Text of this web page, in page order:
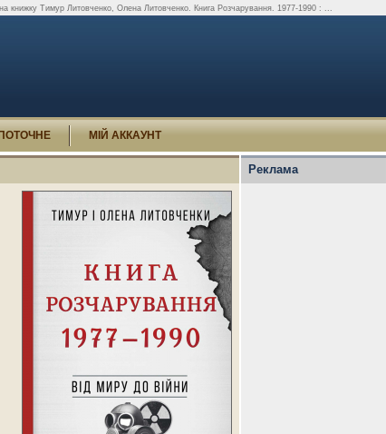
на книжку Тимур Литовченко, Олена Литовченко. Книга Розчарування. 1977-1990 : ...
ПОТОЧНЕ МІЙ АККАУНТ
Реклама